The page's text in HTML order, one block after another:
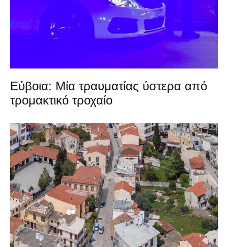
Εύβοια: Μία τραυματίας ύστερα από
τρομακτικό τροχαίο